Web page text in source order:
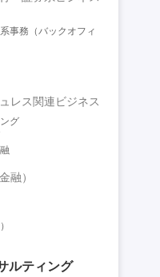
事務（バックオフィ
レス関連ビジネス
グ
融）
ルティング